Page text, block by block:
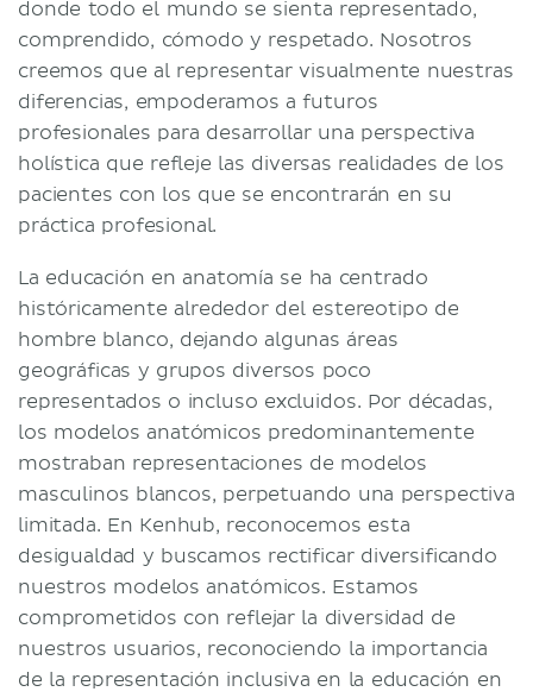
donde todo el mundo se sienta representado,
comprendido, cómodo y respetado. Nosotros
creemos que al representar visualmente nuestras
diferencias, empoderamos a futuros
profesionales para desarrollar una perspectiva
holística que refleje las diversas realidades de los
pacientes con los que se encontrarán en su
práctica profesional.
La educación en anatomía se ha centrado
históricamente alrededor del estereotipo de
hombre blanco, dejando algunas áreas
geográficas y grupos diversos poco
representados o incluso excluidos. Por décadas,
los modelos anatómicos predominantemente
mostraban representaciones de modelos
masculinos blancos, perpetuando una perspectiva
limitada. En Kenhub, reconocemos esta
desigualdad y buscamos rectificar diversificando
nuestros modelos anatómicos. Estamos
comprometidos con reflejar la diversidad de
nuestros usuarios, reconociendo la importancia
de la representación inclusiva en la educación en